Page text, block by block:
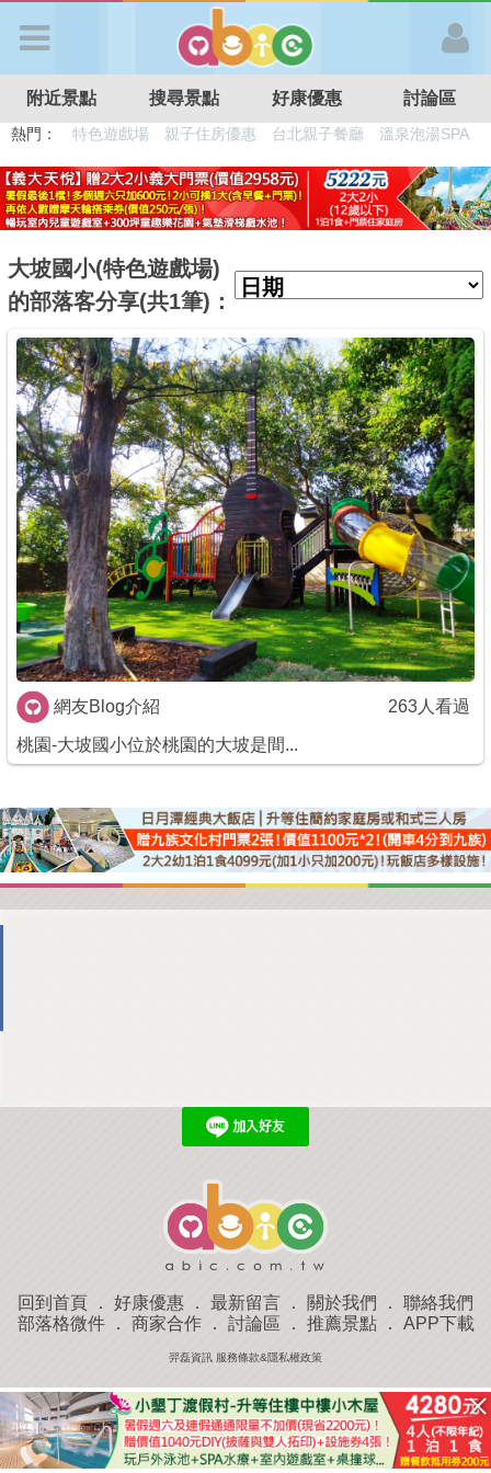
APP登入
首 頁
好康優惠
最新消息
最新留言
商家合作
推薦景點
討論區
聯絡我們
APP下載
附近景點 搜尋景點 好康優惠 討論區
熱門： 特色遊戲場 親子住房優惠 台北親子餐廳
溫泉泡湯SPA
大坡國小(特色遊戲場)
的部落客分享(共1筆)：
網友Blog介紹 263人看過
桃園-大坡國小位於桃園的大坡是間...
回到首頁 ． 好康優惠 ． 最新留言 ． 關於我們 ． 聯絡我們
部落格微件． 商家合作． 討論區 ． 推薦景點． APP下載
羿磊資訊 服務條款&隱私權政策